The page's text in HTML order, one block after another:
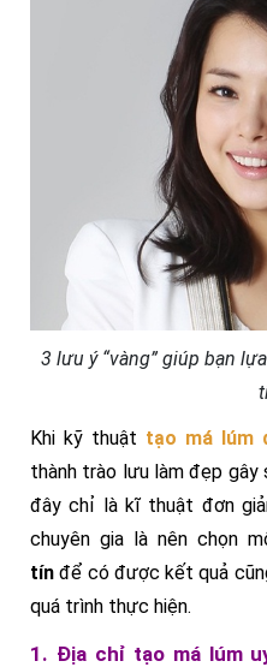
3 lưu ý “vàng” giúp bạn
Khi kỹ thuật tạo má lúm
thành trào lưu làm đẹp gây
đây chỉ là kĩ thuật đơn
chuyên gia là nên chọn
tín để có được kết quả
quá trình thực hiện.
1. Địa chỉ tạo má lúm